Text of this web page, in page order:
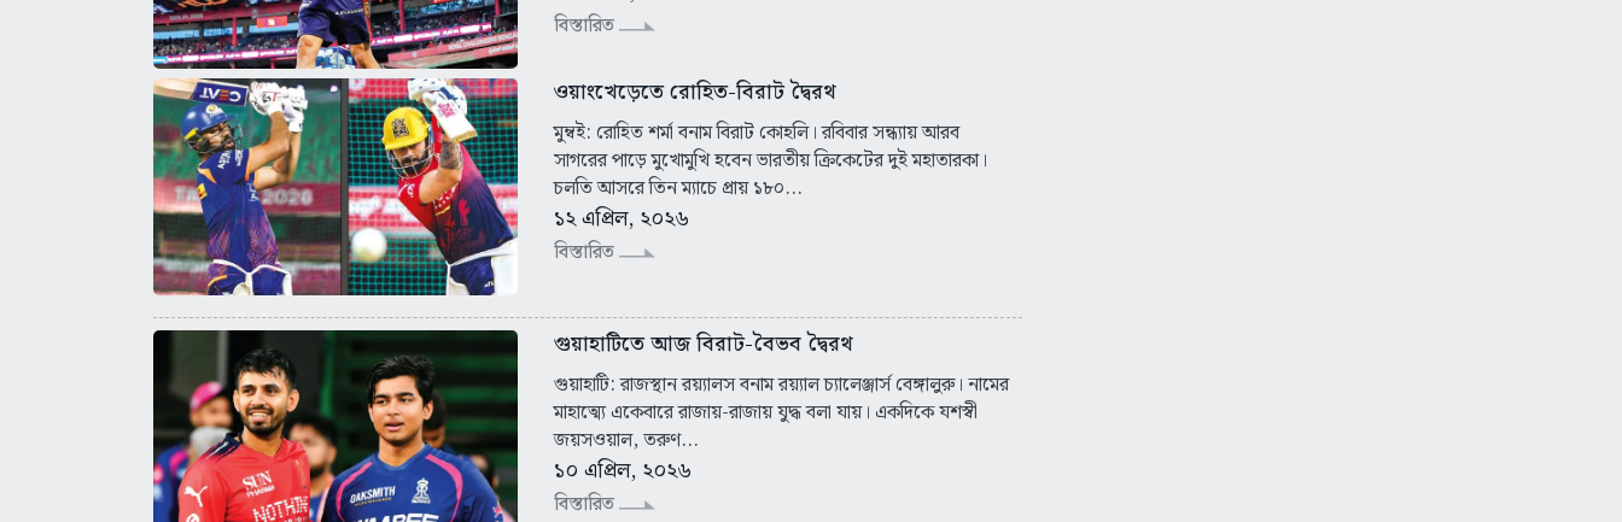
বিস্তারিত
ওয়াংখেড়েতে রোহিত-বিরাট দ্বৈরথ
মুম্বই: রোহিত শর্মা বনাম বিরাট কোহলি। রবিবার সন্ধ্যায় আরব
সাগরের পাড়ে মুখোমুখি হবেন ভারতীয় ক্রিকেটের দুই মহাতারকা।
চলতি আসরে তিন ম্যাচে প্রায় ১৮০...
১২ এপ্রিল, ২০২৬
বিস্তারিত
গুয়াহাটিতে আজ বিরাট-বৈভব দ্বৈরথ
গুয়াহাটি: রাজস্থান রয়্যালস বনাম রয়্যাল চ্যালেঞ্জার্স বেঙ্গালুরু। নামের
মাহাত্ম্যে একেবারে রাজায়-রাজায় যুদ্ধ বলা যায়। একদিকে যশস্বী
জয়সওয়াল, তরুণ...
১০ এপ্রিল, ২০২৬
বিস্তারিত